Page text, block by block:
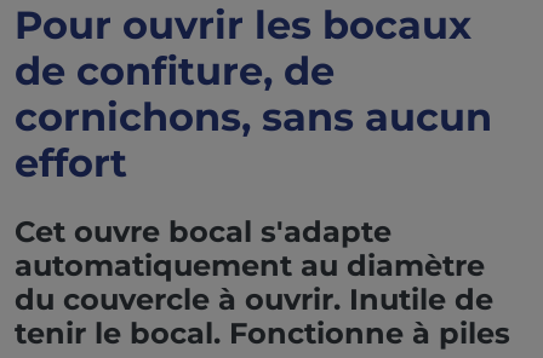
Pour ouvrir les bocaux
de confiture, de
cornichons, sans aucun
effort
Cet ouvre bocal s'adapte
automatiquement au diamètre
du couvercle à ouvrir. Inutile de
tenir le bocal. Fonctionne à piles